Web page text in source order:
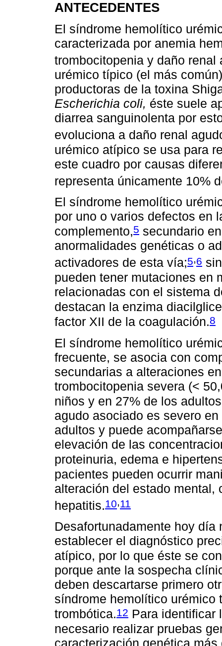
ANTECEDENTES
El síndrome hemolítico
caracterizada por anemia
trombocitopenia y daño renal
urémico típico (el más
productoras de la toxina
Escherichia coli, éste suele
diarrea sanguinolenta por
evoluciona a daño renal
urémico atípico se usa para
este cuadro por causas
representa únicamente 10%
El síndrome hemolítico
por uno o varios defectos en
complemento,5 secundario
anormalidades genéticas o
activadores de esta vía;5,6
pueden tener mutaciones en
relacionadas con el sistema
destacan la enzima
factor XII de la coagulación.8
El síndrome hemolítico
frecuente, se asocia con
secundarias a alteraciones
trombocitopenia severa (<
niños y en 27% de los
agudo asociado es severo
adultos y puede
elevación de las
proteinuria, edema e
pacientes pueden ocurrir
alteración del estado mental,
hepatitis.10 11
Desafortunadamente hoy
establecer el diagnóstico
atípico, por lo que éste se
porque ante la sospecha
deben descartarse primero
síndrome hemolítico urémico
trombótica.12 Para identificar
necesario realizar pruebas
caracterización genética